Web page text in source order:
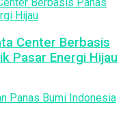
Center Berbasis
Pasar Energi Hijau